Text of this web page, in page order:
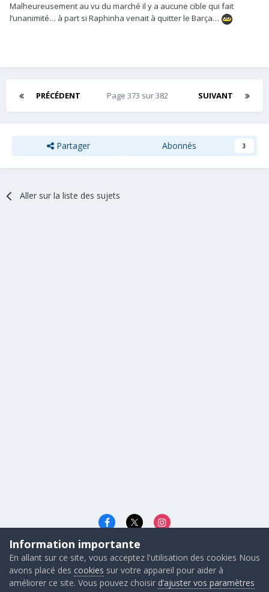
Malheureusement au vu du marché il y a aucune cible qui fait
l’unanimité… à part si Raphinha venait à quitter le Barça…
PRÉCÉDENT SUIVANT
Page 373 sur 382
Partager Abonnés 3
Aller sur la liste des sujets
Langue
© 2026 - Gunners FRANCE
Powered by Invision Community
Information importante
En allant sur ce site, vous acceptez l'utilisation des cookies Nous
avons placé des cookies sur votre appareil pour aider à
améliorer ce site. Vous pouvez choisir d’ajuster vos paramètres